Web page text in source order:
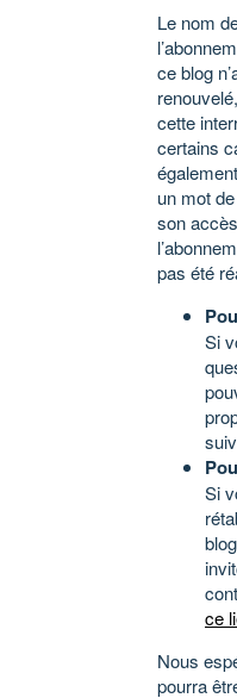
Le nom
ce blog
cette
certains
un mot
son
pas été
Si
Si
ce
Nous
pourra